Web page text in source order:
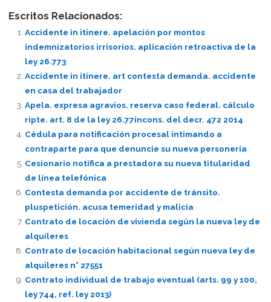
Escritos Relacionados:
Accidente in itinere. apelación por montos
indemnizatorios irrisorios. aplicación retroactiva de la
ley 26.773
Accidente in itinere. art contesta demanda. accidente
en casa del trabajador
Apela. expresa agravios. reserva caso federal. cálculo
ripte. art. 8 de la ley 26.77incons. del decr. 472 2014
Cédula para notificación procesal intimando a
contraparte para que denuncie su nueva personería
Cesionario notifica a prestadora su nueva titularidad
de línea telefónica
Contesta demanda por accidente de tránsito.
pluspetición. acusa temeridad y malicia
Contrato de locación de vivienda según la nueva ley de
alquileres
Contrato de locación habitacional según nueva ley de
alquileres n° 27551
Contrato individual de trabajo eventual (arts. 99 y 100,
ley 744, ref. ley 2013)